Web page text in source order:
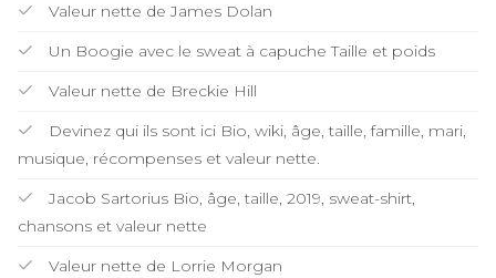
Valeur nette de James Dolan
Un Boogie avec le sweat à capuche Taille et poids
Valeur nette de Breckie Hill
Devinez qui ils sont ici Bio, wiki, âge, taille, famille, mari,
musique, récompenses et valeur nette.
Jacob Sartorius Bio, âge, taille, 2019, sweat-shirt,
chansons et valeur nette
Valeur nette de Lorrie Morgan